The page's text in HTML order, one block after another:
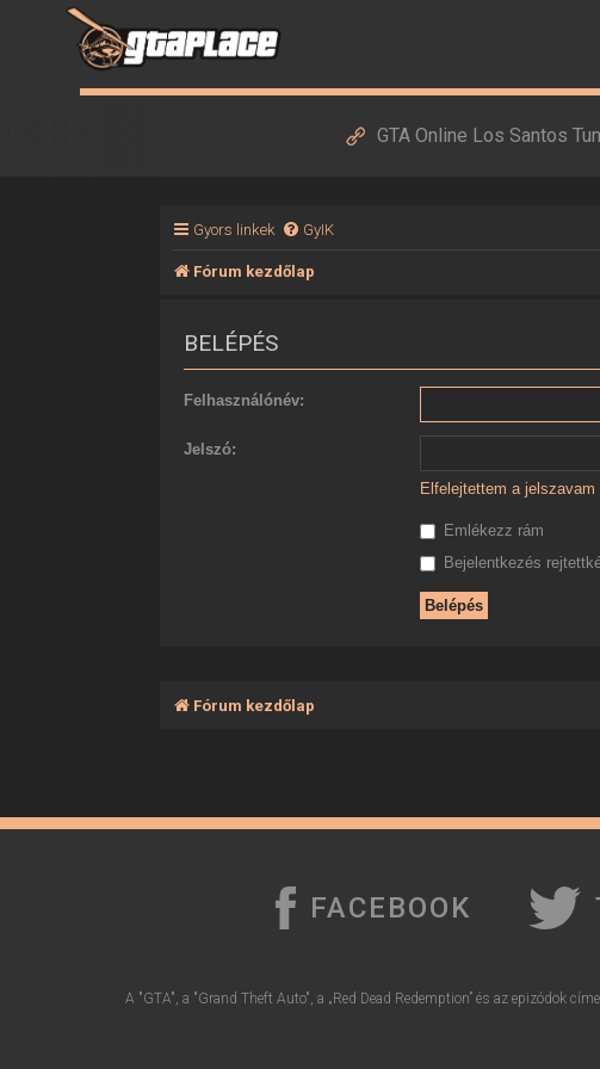
GTA Online Los Santos
Gyors linkek GyIK
Fórum kezdőlap
BELÉPÉS
Felhasználónév:
Jelszó:
Elfelejtettem a jelszavam
Emlékezz rám
Bejelentkezés
Fórum kezdőlap
FACEBOOK
A "GTA", a "Grand Theft Auto", a „Red Dead Redemption” és az epizódok